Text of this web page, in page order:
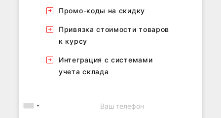
Промо-коды на скидку
Привязка стоимости товаров
к курсу
Интеграция с системами
учета склада